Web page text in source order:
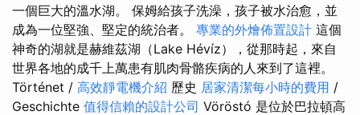
一個巨大的溫水湖。 保姆給孩子洗澡，孩子被水治愈，並
成為一位堅強、堅定的統治者。 專業的外燴佈置設計 這個
神奇的湖就是赫維茲湖（Lake Hévíz），從那時起，來自
世界各地的成千上萬患有肌肉骨骼疾病的人來到了這裡。
Történet / 高效靜電機介紹 歷史 居家清潔每小時的費用 /
Geschichte 值得信賴的設計公司 Vöröstó 是位於巴拉頓高